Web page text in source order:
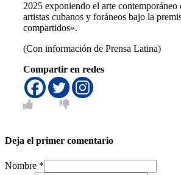
2025 exponiendo el arte contemporáneo
artistas cubanos y foráneos bajo la
compartidos».
(Con información de Prensa Latina)
Compartir en redes
Deja el primer comentario
Nombre *